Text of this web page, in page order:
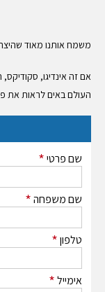
משמח אותנו מאוד
אם זה אינדיגו,
העולם באים לראות את
שם פרטי*
שם משפחה*
טלפון*
אימייל*